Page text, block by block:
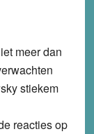
meer dan
stiekem
reacties op